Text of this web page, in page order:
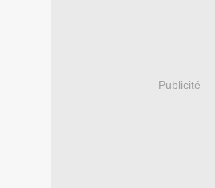
Publicité